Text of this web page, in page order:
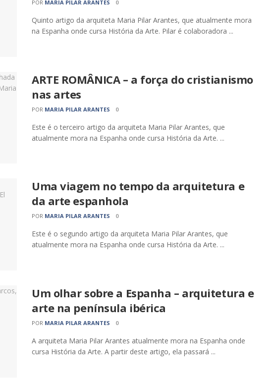
POR MARIA PILAR ARANTES 0
Quinto artigo da arquiteta Maria Pilar Arantes, que atualmente mora
na Espanha onde cursa História da Arte. Pilar é colaboradora ...
ARTE ROMÂNICA – a força do cristianismo
nas artes
POR MARIA PILAR ARANTES 0
Este é o terceiro artigo da arquiteta Maria Pilar Arantes, que
atualmente mora na Espanha onde cursa História da Arte. ...
Uma viagem no tempo da arquitetura e
da arte espanhola
POR MARIA PILAR ARANTES 0
Este é o segundo artigo da arquiteta Maria Pilar Arantes, que
atualmente mora na Espanha onde cursa História da Arte. ...
Um olhar sobre a Espanha – arquitetura e
arte na península ibérica
POR MARIA PILAR ARANTES 0
A arquiteta Maria Pilar Arantes atualmente mora na Espanha onde
cursa História da Arte. A partir deste artigo, ela passará ...